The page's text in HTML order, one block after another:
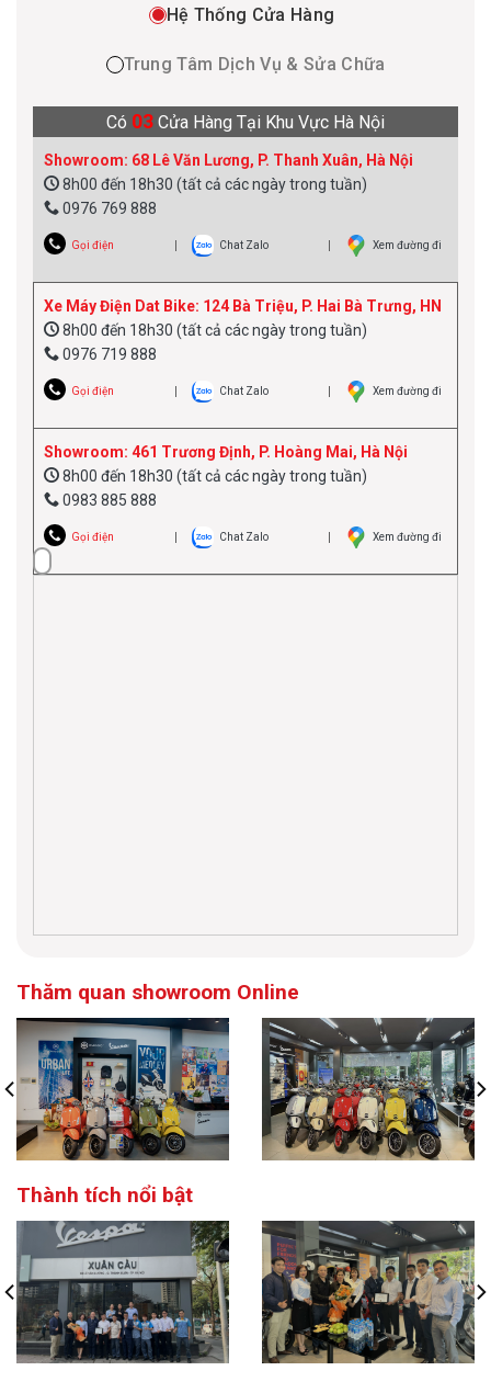
Hệ Thống Cửa Hàng
Trung Tâm Dịch Vụ & Sửa Chữa
Có 03 Cửa Hàng Tại Khu Vực Hà Nội
Showroom: 68 Lê Văn Lương, P. Thanh Xuân, Hà Nội
8h00 đến 18h30 (tất cả các ngày trong tuần)
0976 769 888
Gọi điện Chat Zalo Xem đường đi
Xe Máy Điện Dat Bike: 124 Bà Triệu, P. Hai Bà Trưng, HN
8h00 đến 18h30 (tất cả các ngày trong tuần)
0976 719 888
Gọi điện Chat Zalo Xem đường đi
Showroom: 461 Trương Định, P. Hoàng Mai, Hà Nội
8h00 đến 18h30 (tất cả các ngày trong tuần)
0983 885 888
Gọi điện Chat Zalo Xem đường đi
Thăm quan showroom Online
Thành tích nổi bật